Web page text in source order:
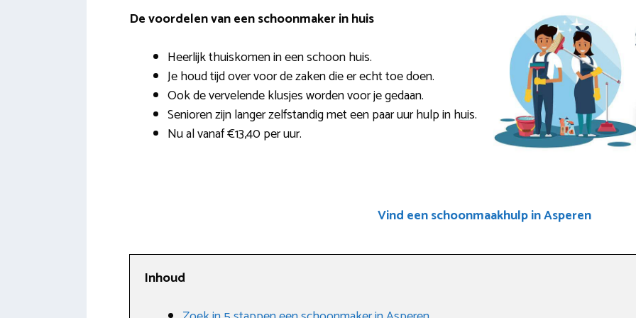
De voordelen van een schoonmaker in huis
Heerlijk thuiskomen in een schoon huis.
Je houd tijd over voor de zaken die er echt toe doen.
Ook de vervelende klusjes worden voor je gedaan.
Senioren zijn langer zelfstandig met een paar uur hulp in huis.
Nu al vanaf €13,40 per uur.
Vind een schoonmaakhulp in Asperen
Inhoud